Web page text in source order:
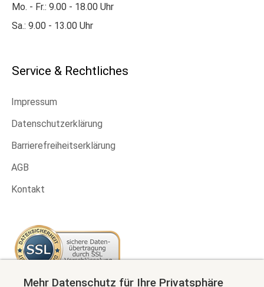
Mo. - Fr.: 9.00 - 18.00 Uhr
Sa.: 9.00 - 13.00 Uhr
Service & Rechtliches
Impressum
Datenschutzerklärung
Barrierefreiheitserklärung
AGB
Kontakt
Mehr Datenschutz für Ihre Privatsphäre